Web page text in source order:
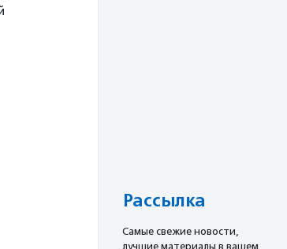
Рассылка
Cамые свежие новости,
лучшие материалы в вашем